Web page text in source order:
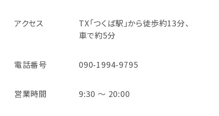
アクセス
TX「つくば駅」から徒歩約13分、
車で約5分
電話番号 090-1994-9795
営業時間 9:30 ～ 20:00